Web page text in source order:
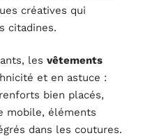
créatives qui
citadines.
les vêtements
et en astuce :
bien placés,
mobile, éléments
dans les coutures.